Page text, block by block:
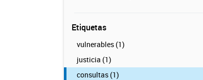
Etiquetas
vulnerables (1)
justicia (1)
consultas (1)